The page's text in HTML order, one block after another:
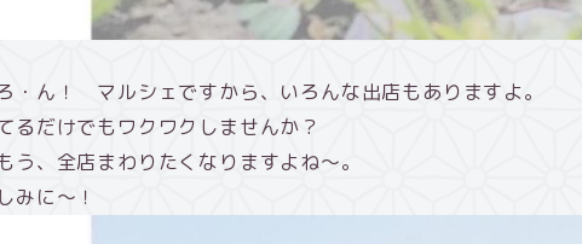
・ん！ マルシェですから、いろんな出店もありますよ。
るだけでもワクワクしませんか？
う、全店まわりたくなりますよね～。
みに～！